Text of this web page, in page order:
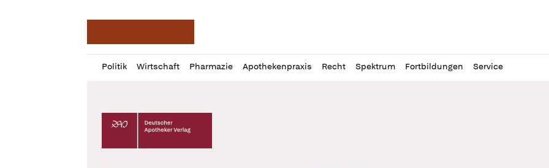
Politik Wirtschaft Pharmazie Apothekenpraxis Recht Spektrum Fortbildungen Service
Profil
öffnen
Daz
Pur
Deutscher Apotheker Verlag Logo